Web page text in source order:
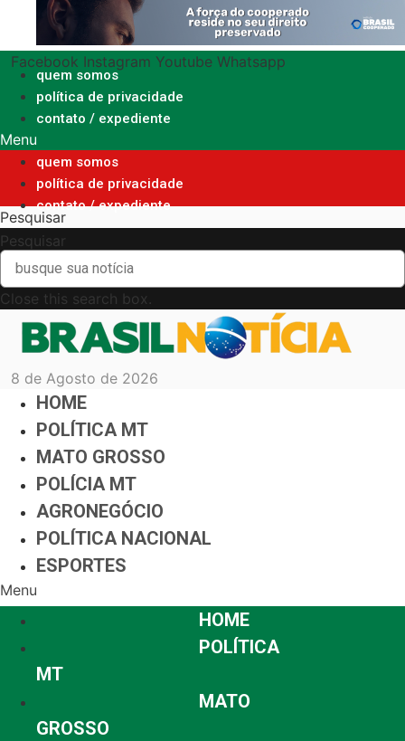
o
conteúdo
Facebook Instagram Youtube Whatsapp
quem somos
política de privacidade
contato / expediente
Menu
quem somos
política de privacidade
contato / expediente
Pesquisar
Pesquisar
Close this search box.
8 de Agosto de 2026
HOME
POLÍTICA MT
MATO GROSSO
POLÍCIA MT
AGRONEGÓCIO
POLÍTICA NACIONAL
ESPORTES
Menu
HOME
POLÍTICA
MT
MATO
GROSSO